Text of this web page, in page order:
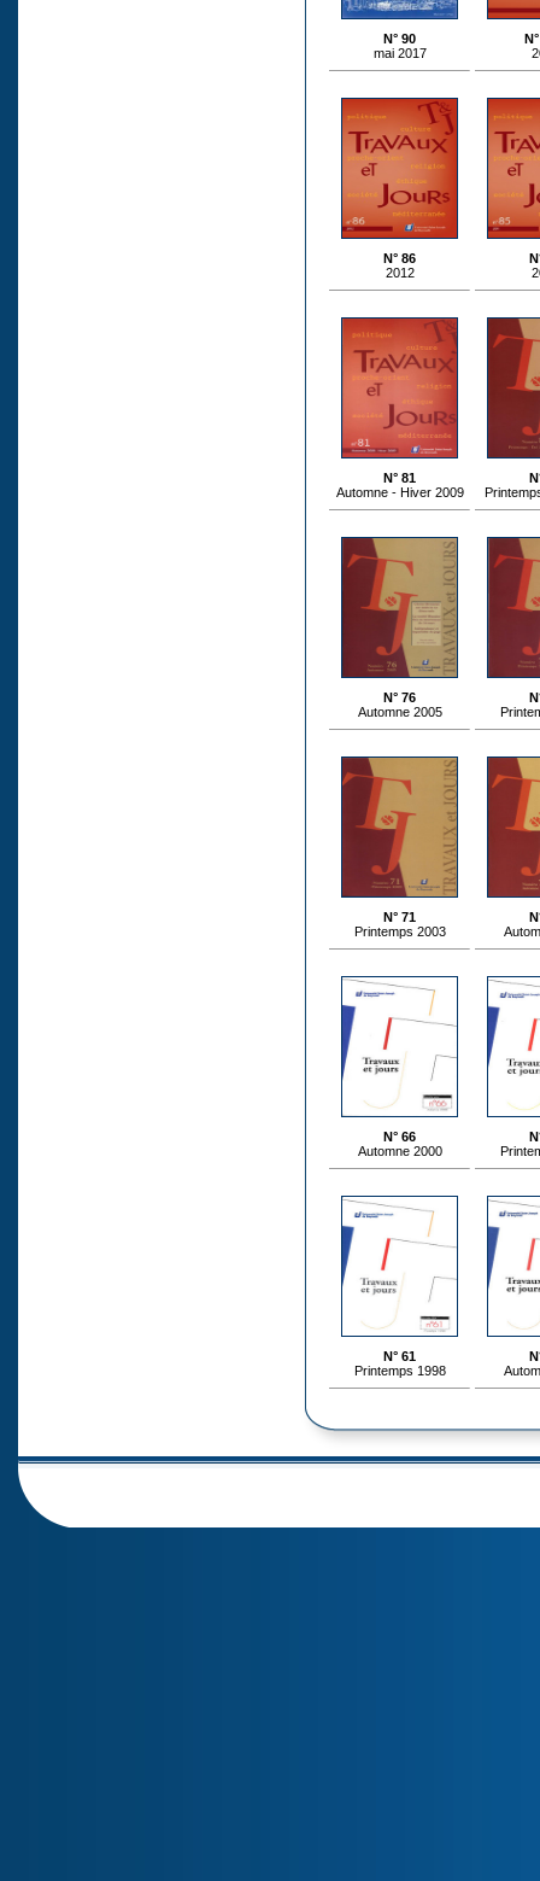
N° 90
mai 2017
N° 86
2012
N° 81
Automne - Hiver 2009
N° 76
Automne 2005
N° 71
Printemps 2003
N° 66
Automne 2000
N° 61
Printemps 1998